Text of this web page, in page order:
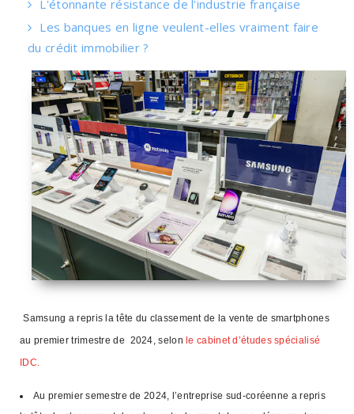
L'étonnante résistance de l'industrie française
Les banques en ligne veulent-elles vraiment faire
du crédit immobilier ?
Samsung a repris la tête du classement de la vente de smartphones
au premier trimestre de 2024, selon le cabinet d’études spécialisé
IDC.
Au premier semestre de 2024, l’entreprise sud-coréenne a repris